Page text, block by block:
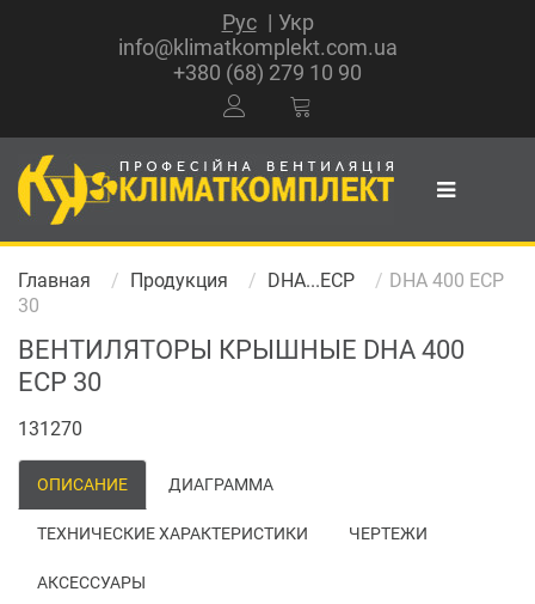
Рус
Укр
info@klimatkomplekt.com.ua
+380 (68) 279 10 90
Главная Продукция DHA...ECP
DHA 400 ECP
30
ВЕНТИЛЯТОРЫ КРЫШНЫЕ DHA 400
ECP 30
131270
ОПИСАНИЕ ДИАГРАММА
ТЕХНИЧЕСКИЕ ХАРАКТЕРИСТИКИ ЧЕРТЕЖИ
АКСЕССУАРЫ